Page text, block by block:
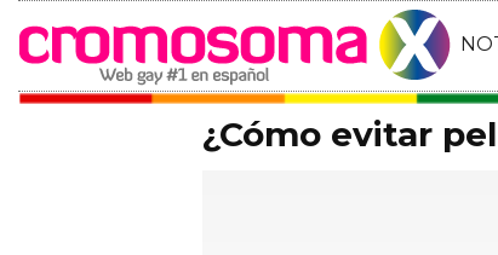
¿Cómo evitar